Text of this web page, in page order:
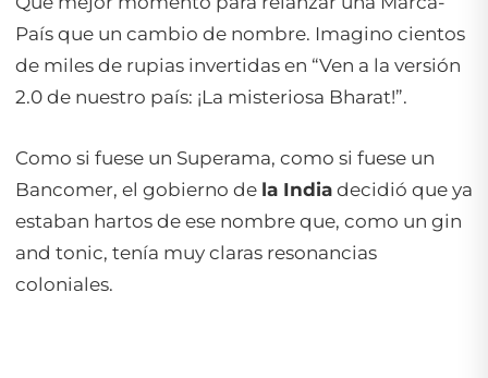
País que un cambio de nombre. Imagino cientos
de miles de rupias invertidas en “Ven a la versión
2.0 de nuestro país: ¡La misteriosa Bharat!”.
Como si fuese un Superama, como si fuese un
Bancomer, el gobierno de la India decidió que ya
estaban hartos de ese nombre que, como un gin
and tonic, tenía muy claras resonancias
coloniales.